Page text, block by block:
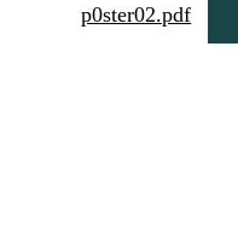
p0ster02.pdf